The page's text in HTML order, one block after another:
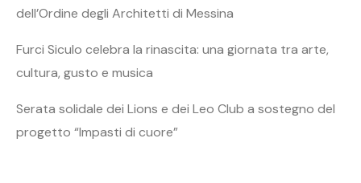
dell’Ordine degli Architetti di Messina
Furci Siculo celebra la rinascita: una giornata tra arte,
cultura, gusto e musica
Serata solidale dei Lions e dei Leo Club a sostegno del
progetto “Impasti di cuore”